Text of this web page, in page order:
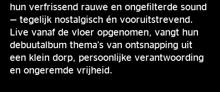
hun verfrissend rauwe en ongefilterde sound
— tegelijk nostalgisch én vooruitstrevend.
Live vanaf de vloer opgenomen, vangt hun
debuutalbum thema’s van ontsnapping uit
een klein dorp, persoonlijke verantwoording
en ongeremde vrijheid.